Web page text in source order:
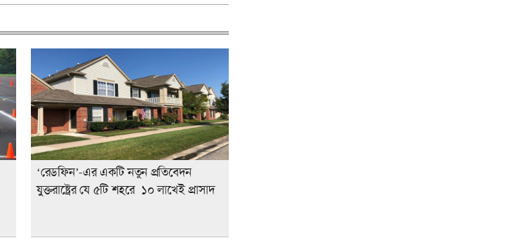
‘রেডফিন’-এর একটি নতুন প্রতিবেদন
যুুক্তরাষ্ট্রের যে ৫টি শহরে ১০ লাখেই প্রাসাদ